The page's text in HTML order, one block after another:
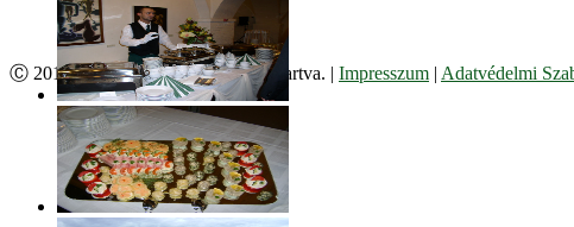
Ⓒ 2017. Juzso Bt. Minden jog fenntartva. | Impresszum | Adatvédelmi